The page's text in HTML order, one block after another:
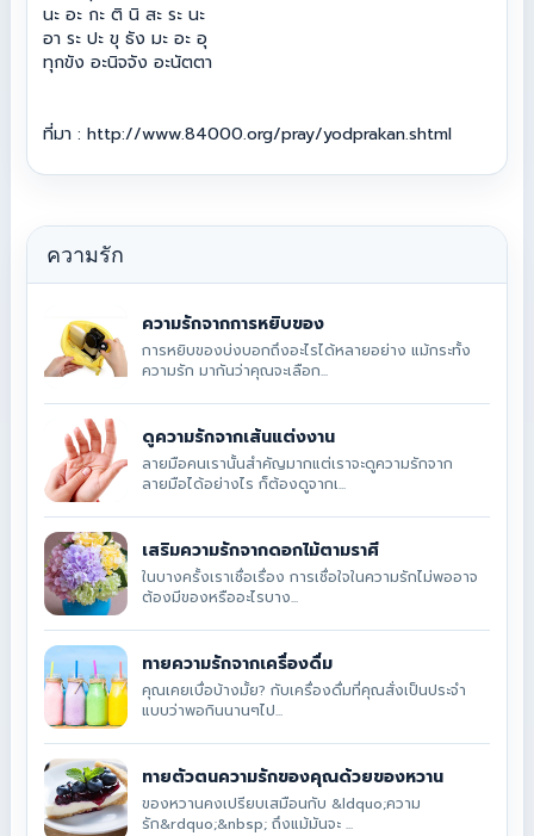
นะ อะ กะ ติ นิ สะ ระ นะ
อา ระ ปะ ขุ ธัง มะ อะ อุ
ทุกขัง อะนิจจัง อะนัตตา
ที่มา : http://www.84000.org/pray/yodprakan.shtml
ความรัก
ความรักจากการหยิบของ
การหยิบของบ่งบอกถึงอะไรได้หลายอย่าง แม้กระทั้ง
ความรัก มากันว่าคุณจะเลือก...
ดูความรักจากเส้นแต่งงาน
ลายมือคนเรานั้นสำคัญมากแต่เราจะดูความรักจาก
ลายมือได้อย่างไร ก็ต้องดูจากเ...
เสริมความรักจากดอกไม้ตามราศี
ในบางครั้งเราเชื่อเรื่อง การเชื่อใจในความรักไม่พออาจ
ต้องมีของหรืออะไรบาง...
ทายความรักจากเครื่องดื่ม
คุณเคยเบื่อบ้างมั้ย? กับเครื่องดื่มที่คุณสั่งเป็นประจำ
แบบว่าพอกินนานๆไป...
ทายตัวตนความรักของคุณด้วยของหวาน
ของหวานคงเปรียบเสมือนกับ &ldquo;ความ
รัก&rdquo;&nbsp; ถึงแม้มันจะ ...